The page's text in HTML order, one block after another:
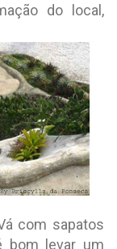
do local,
com sapatos
bom levar um